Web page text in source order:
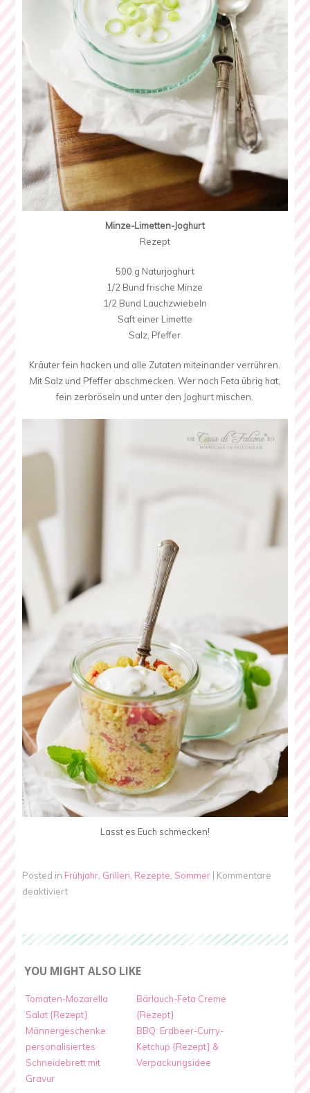
Minze-Limetten-Joghurt
Rezept
500 g Naturjoghurt
1/2 Bund frische Minze
1/2 Bund Lauchzwiebeln
Saft einer Limette
Salz, Pfeffer
Kräuter fein hacken und alle Zutaten miteinander verrühren.
Mit Salz und Pfeffer abschmecken. Wer noch Feta übrig hat,
fein zerbröseln und unter den Joghurt mischen.
Lasst es Euch schmecken!
Posted in Frühjahr Grillen Rezepte Sommer | Kommentare
deaktiviertfür
mit
Limetten-
{Rezept}
YOU MIGHT ALSO LIKE
Tomaten-Mozarella
Salat {Rezept}
Bärlauch-Feta Creme
{Rezept}
Männergeschenke:
personalisiertes
Schneidebrett mit
Gravur
BBQ: Erdbeer-Curry-
Ketchup {Rezept} &
Verpackungsidee